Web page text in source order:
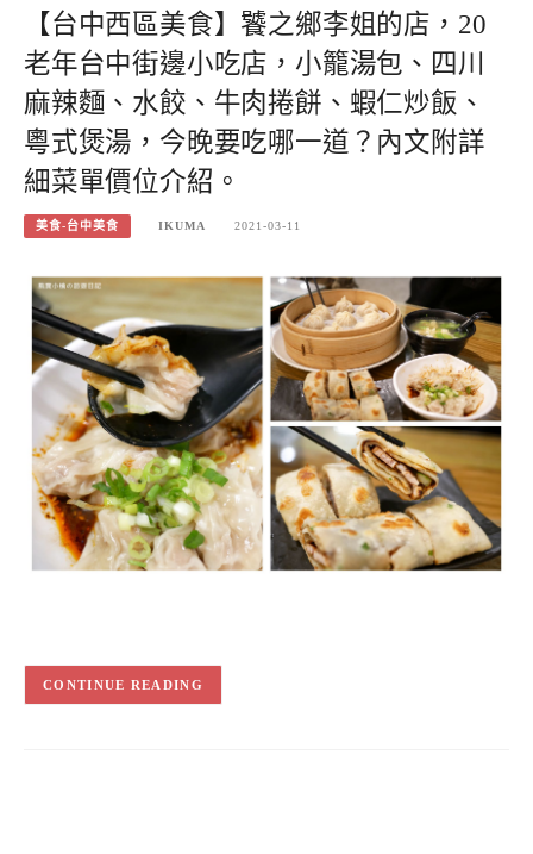
【台中西區美食】饕之鄉李姐的店，20
老年台中街邊小吃店，小籠湯包、四川
麻辣麵、水餃、牛肉捲餅、蝦仁炒飯、
粵式煲湯，今晚要吃哪一道？內文附詳
細菜單價位介紹。
美食-台中美食 IKUMA 2021-03-11
CONTINUE READING